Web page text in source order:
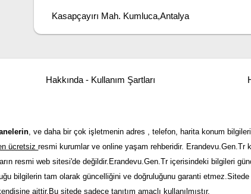
Kasapçayırı Mah. Kumluca,Antalya
Hakkında - Kullanım Şartları
, ve daha bir çok işletmenin adres , telefon, harita konum
ücretsizresmi kurumlar ve online yaşam rehberidir. Erandevu.Gen.Tr
resmi web sitesi'de değildir.Erandevu.Gen.Tr içerisindeki bilgileri
bilgilerin tam olarak güncelliğini ve doğruluğunu garanti etmez.Sitede
aittir.Bu sitede sadece tanıtım amaçlı kullanılmıştır.